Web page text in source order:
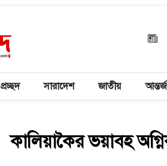
প্রচ্ছদ সারাদেশ জাতীয়
কালিয়াকৈর ভয়াবহ